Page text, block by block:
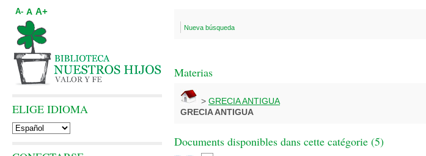
Nueva búsqueda
Materias
> GRECIA ANTIGUA
GRECIA ANTIGUA
Documents disponibles dans cette catégorie (5)
A- A A+
ELIGE IDIOMA